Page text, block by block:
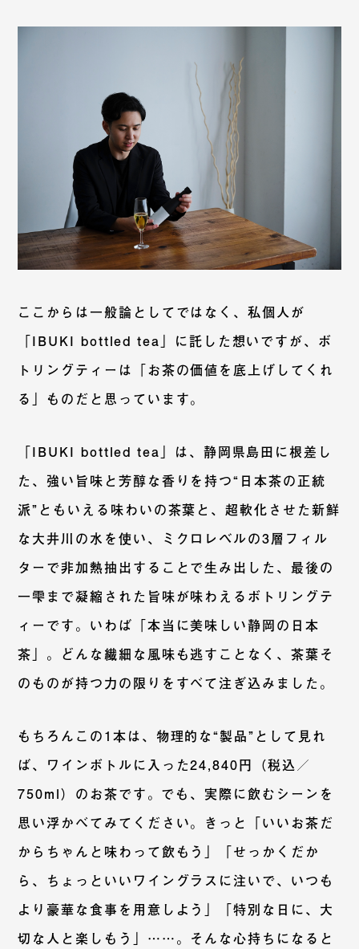
ここからは一般論としてではなく、私個人が
「IBUKI bottled tea」に託した想いですが、ボ
トリングティーは「お茶の価値を底上げしてくれ
る」ものだと思っています。
「IBUKI bottled tea」は、静岡県島田に根差し
た、強い旨味と芳醇な香りを持つ“日本茶の正統
派”ともいえる味わいの茶葉と、超軟化させた新鮮
な大井川の水を使い、ミクロレベルの3層フィル
ターで非加熱抽出することで生み出した、最後の
一雫まで凝縮された旨味が味わえるボトリングテ
ィーです。いわば「本当に美味しい静岡の日本
茶」。どんな繊細な風味も逃すことなく、茶葉そ
のものが持つ力の限りをすべて注ぎ込みました。
もちろんこの1本は、物理的な“製品”として見れ
ば、ワインボトルに入った24,840円（税込／
750ml）のお茶です。でも、実際に飲むシーンを
思い浮かべてみてください。きっと「いいお茶だ
からちゃんと味わって飲もう」「せっかくだか
ら、ちょっといいワイングラスに注いで、いつも
より豪華な食事を用意しよう」「特別な日に、大
切な人と楽しもう」……。そんな心持ちになると